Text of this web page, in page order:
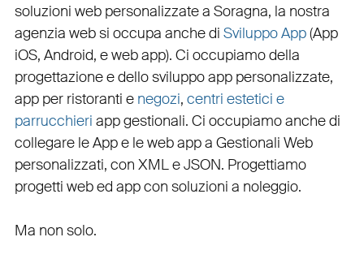
soluzioni web personalizzate a Soragna, la nostra
agenzia websi occupa anche di Sviluppo App(App
iOS, Android, eweb app). Ci occupiamo della
progettazionee dellosviluppo app personalizzate,
app per ristoranti e negozi, centri estetici e
parrucchieri app gestionali. Ci occupiamo anche di
collegareleAppe leweb appa Gestionali Web
personalizzati, con XMLeJSON. Progettiamo
progetti webed appcon soluzioni a noleggio.
Ma non solo.